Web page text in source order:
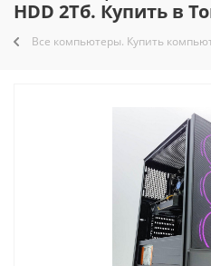
HDD 2Тб. Купить в
Все компьютеры. Купить